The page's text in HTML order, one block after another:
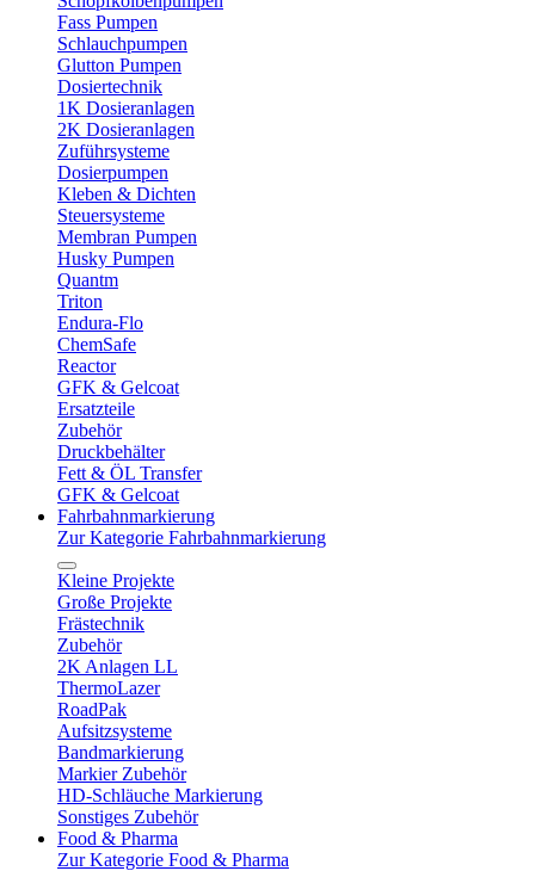
Fass Pumpen
Schlauchpumpen
Glutton Pumpen
Dosiertechnik
1K Dosieranlagen
2K Dosieranlagen
Zuführsysteme
Dosierpumpen
Kleben & Dichten
Steuersysteme
Membran Pumpen
Husky Pumpen
Quantm
Triton
Endura-Flo
ChemSafe
Reactor
GFK & Gelcoat
Ersatzteile
Zubehör
Druckbehälter
Fett & ÖL Transfer
GFK & Gelcoat
Fahrbahnmarkierung
Zur Kategorie Fahrbahnmarkierung
Kleine Projekte
Große Projekte
Frästechnik
Zubehör
2K Anlagen LL
ThermoLazer
RoadPak
Aufsitzsysteme
Bandmarkierung
Markier Zubehör
HD-Schläuche Markierung
Sonstiges Zubehör
Food & Pharma
Zur Kategorie Food & Pharma